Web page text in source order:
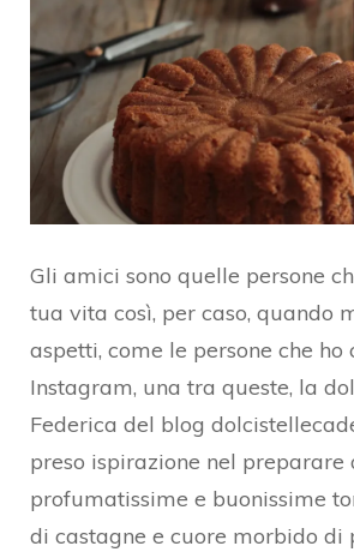
Gli amici sono quelle persone
tua vita così, per caso, quando
aspetti, come le persone che ho
Instagram, una tra queste, la
Federica del blog
preso ispirazione nel preparare
profumatissime e buonissime
di castagne e cuore morbido di